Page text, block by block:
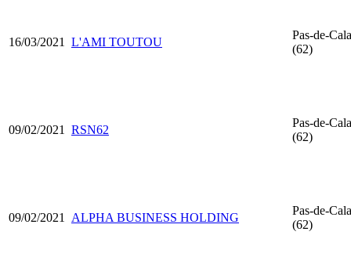
16/03/2021 L'AMI TOUTOU
Pas-de-
(62)
09/02/2021 RSN62
Pas-de-
(62)
09/02/2021 ALPHA BUSINESS HOLDING
Pas-de-
(62)